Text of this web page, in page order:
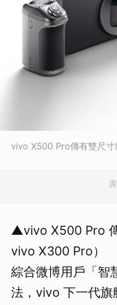
vivo X500 Pro傳有雙尺
▲vivo X500 Pro
vivo X300 Pro）
綜合微博用戶「智
法，vivo 下一代旗